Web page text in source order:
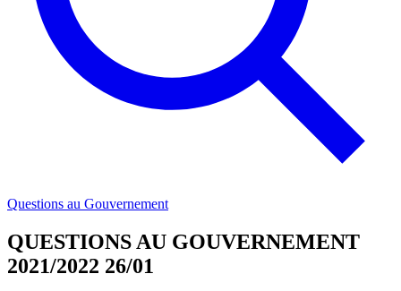
Questions au Gouvernement
QUESTIONS AU GOUVERNEMENT
2021/2022 26/01